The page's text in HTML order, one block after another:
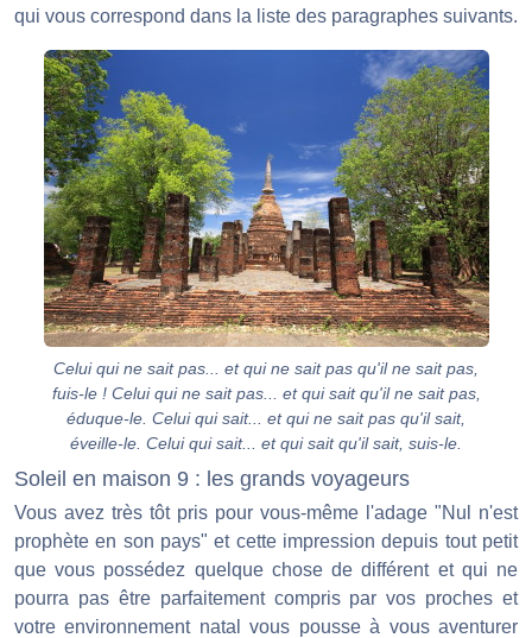
qui vous correspond dans la liste des paragraphes suivants.
Celui qui ne sait pas... et qui ne sait pas qu'il ne sait pas,
fuis-le ! Celui qui ne sait pas... et qui sait qu'il ne sait pas,
éduque-le. Celui qui sait... et qui ne sait pas qu'il sait,
éveille-le. Celui qui sait... et qui sait qu'il sait, suis-le.
Soleil en maison 9 : les grands voyageurs
Vous avez très tôt pris pour vous-même l'adage "Nul n'est
prophète en son pays" et cette impression depuis tout petit
que vous possédez quelque chose de différent et qui ne
pourra pas être parfaitement compris par vos proches et
votre environnement natal vous pousse à vous aventurer